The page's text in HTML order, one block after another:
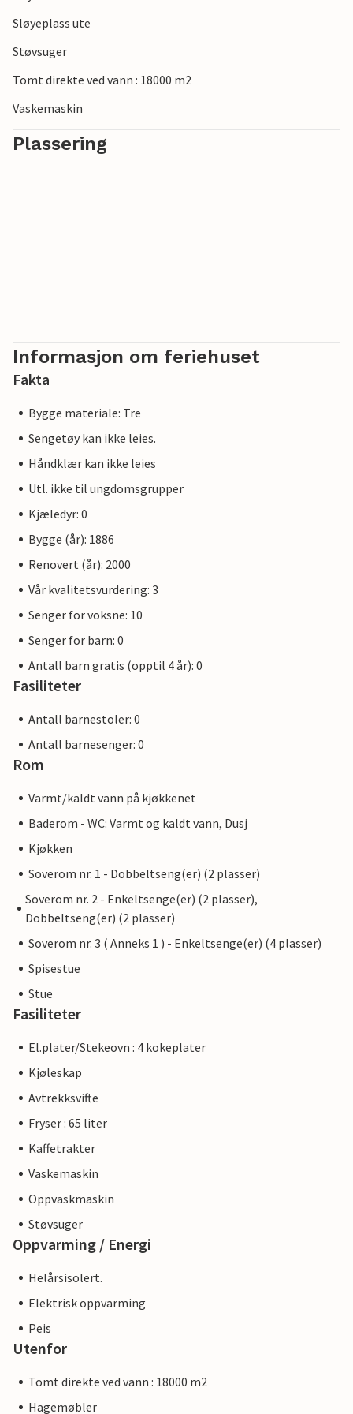
Sløyeplass ute
Støvsuger
Tomt direkte ved vann : 18000 m2
Vaskemaskin
Plassering
Informasjon om feriehuset
Fakta
Bygge materiale: Tre
Sengetøy kan ikke leies.
Håndklær kan ikke leies
Utl. ikke til ungdomsgrupper
Kjæledyr: 0
Bygge (år): 1886
Renovert (år): 2000
Vår kvalitetsvurdering: 3
Senger for voksne: 10
Senger for barn: 0
Antall barn gratis (opptil 4 år): 0
Fasiliteter
Antall barnestoler: 0
Antall barnesenger: 0
Rom
Varmt/kaldt vann på kjøkkenet
Baderom - WC: Varmt og kaldt vann, Dusj
Kjøkken
Soverom nr. 1 - Dobbeltseng(er) (2 plasser)
Soverom nr. 2 - Enkeltsenge(er) (2 plasser),
Dobbeltseng(er) (2 plasser)
Soverom nr. 3 ( Anneks 1 ) - Enkeltsenge(er) (4 plasser)
Spisestue
Stue
Fasiliteter
El.plater/Stekeovn : 4 kokeplater
Kjøleskap
Avtrekksvifte
Fryser : 65 liter
Kaffetrakter
Vaskemaskin
Oppvaskmaskin
Støvsuger
Oppvarming / Energi
Helårsisolert.
Elektrisk oppvarming
Peis
Utenfor
Tomt direkte ved vann : 18000 m2
Hagemøbler